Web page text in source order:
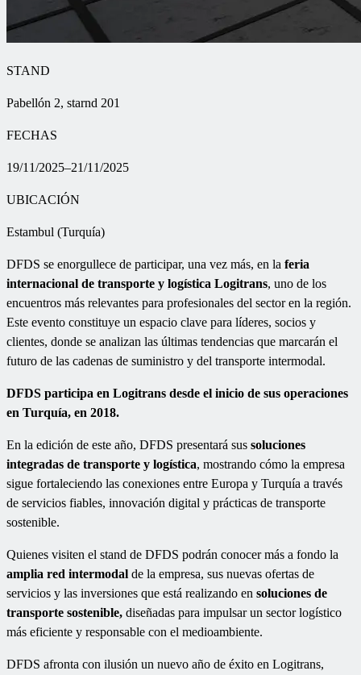
STAND
Pabellón 2, starnd 201
FECHAS
19/11/2025–21/11/2025
UBICACIÓN
Estambul (Turquía)
DFDS se enorgullece de participar, una vez más, en la feria
internacional de transporte y logística Logitrans, uno de los
encuentros más relevantes para profesionales del sector en la región.
Este evento constituye un espacio clave para líderes, socios y
clientes, donde se analizan las últimas tendencias que marcarán el
futuro de las cadenas de suministro y del transporte intermodal.
DFDS participa en Logitrans desde el inicio de sus operaciones
en Turquía, en 2018.
En la edición de este año, DFDS presentará sus soluciones
integradas de transporte y logística, mostrando cómo la empresa
sigue fortaleciendo las conexiones entre Europa y Turquía a través
de servicios fiables, innovación digital y prácticas de transporte
sostenible.
Quienes visiten el stand de DFDS podrán conocer más a fondo la
amplia red intermodal de la empresa, sus nuevas ofertas de
servicios y las inversiones que está realizando en soluciones de
transporte sostenible, diseñadas para impulsar un sector logístico
más eficiente y responsable con el medioambiente.
DFDS afronta con ilusión un nuevo año de éxito en Logitrans,